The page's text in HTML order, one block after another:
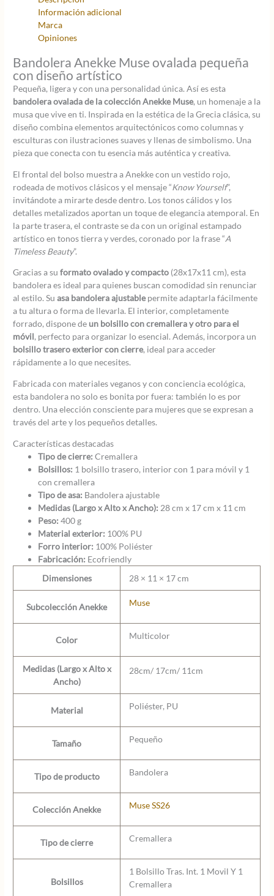
cantidad
Información adicional
Marca
Opiniones
Bandolera Anekke Muse ovalada pequeña
con diseño artístico
Pequeña, ligera y con una personalidad única. Así es esta
bandolera ovalada de la colección Anekke Muse, un homenaje a la
musa que vive en ti. Inspirada en la estética de la Grecia clásica, su
diseño combina elementos arquitectónicos como columnas y
esculturas con ilustraciones suaves y llenas de simbolismo. Una
pieza que conecta con tu esencia más auténtica y creativa.
El frontal del bolso muestra a Anekke con un vestido rojo,
rodeada de motivos clásicos y el mensaje “Know Yourself”,
invitándote a mirarte desde dentro. Los tonos cálidos y los
detalles metalizados aportan un toque de elegancia atemporal. En
la parte trasera, el contraste se da con un original estampado
artístico en tonos tierra y verdes, coronado por la frase “A
Timeless Beauty”.
Gracias a suformato ovalado y compacto (28x17x11 cm), esta
bandolera es ideal para quienes buscan comodidad sin renunciar
al estilo. Suasa bandolera ajustablepermite adaptarla fácilmente
a tu altura o forma de llevarla. El interior, completamente
forrado, dispone de un bolsillo con cremallera y otro para el
móvil, perfecto para organizar lo esencial. Además, incorpora un
bolsillo trasero exterior con cierre, ideal para acceder
rápidamente a lo que necesites.
Fabricada con materiales veganos y con conciencia ecológica,
esta bandolera no solo es bonita por fuera: también lo es por
dentro. Una elección consciente para mujeres que se expresan a
través del arte y los pequeños detalles.
Características destacadas
Tipo de cierre: Cremallera
Bolsillos: 1 bolsillo trasero, interior con 1 para móvil y 1
con cremallera
Tipo de asa: Bandolera ajustable
Medidas (Largo x Alto x Ancho): 28 cm x 17 cm x 11 cm
Peso: 400 g
Material exterior: 100% PU
Forro interior: 100% Poliéster
Fabricación: Ecofriendly
Dimensiones
28 × 11 × 17 cm
Subcolección Anekke Muse
Color Multicolor
Medidas (Largo x Alto x
Ancho)
28cm/ 17cm/ 11cm
Material Poliéster, PU
Tamaño Pequeño
Tipo de producto Bandolera
Colección Anekke Muse SS26
Tipo de cierre Cremallera
Bolsillos
1 Bolsillo Tras. Int. 1 Movil Y 1
Cremallera